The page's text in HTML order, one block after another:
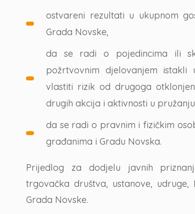
ostvareni rezultati u ukupnom
Grada Novske,
da se radi o pojedincima ili
požrtvovnim djelovanjem
vlastiti rizik od drugoga
drugih akcija i aktivnosti u
da se radi o pravnim i fizičkim
građanima i Gradu Novska.
Prijedlog za dodjelu javnih
trgovačka društva, ustanove,
Grada Novske.